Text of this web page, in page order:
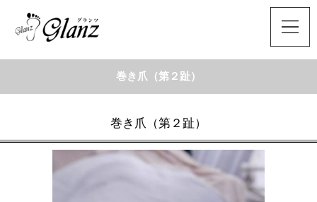
巻き爪（第２趾）
巻き爪（第２趾）